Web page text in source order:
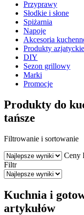
Przyprawy
Słodkie i słone
Spiżarnia
Napoje
Akcesoria
Produkty azjatyckie
DIY
Sezon grillowy
Marki
Promocje
Produkty do
tańsze
Filtrowanie i sortowanie
Ceny
Filtr
Kuchnia i
artykułów